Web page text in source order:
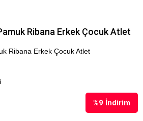
Ribana Erkek Çocuk Atlet
Ribana Erkek Çocuk Atlet
%9 İndirim